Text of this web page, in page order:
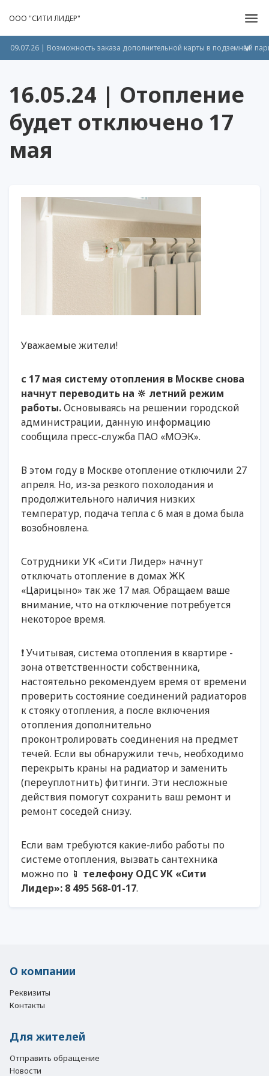
ООО "СИТИ ЛИДЕР"
>
09.07.26 | Возможность заказа дополнительной карты в подземный
16.05.24 | Отопление
будет отключено 17
мая
Уважаемые жители!
с 17 мая систему отопления в Москве снова
начнут переводить на 🔆 летний режим
работы.Основываясь на решении городской
администрации, данную информацию
сообщила пресс-служба ПАО «МОЭК».
В этом году в Москве отопление отключили 27
апреля. Но, из-за резкого похолодания и
продолжительного наличия низких
температур, подача тепла с 6 мая в дома была
возобновлена.
Сотрудники УК «Сити Лидер» начнут
отключать отопление в домах ЖК
«Царицыно» так же 17 мая. Обращаем ваше
внимание, что на отключение потребуется
некоторое время.
❗️ Учитывая, система отопления в квартире -
зона ответственности собственника,
настоятельно рекомендуем время от времени
проверить состояние соединений радиаторов
к стояку отопления, а после включения
отопления дополнительно
проконтролировать соединения на предмет
течей. Если вы обнаружили течь, необходимо
перекрыть краны на радиатор и заменить
(переуплотнить) фитинги. Эти несложные
действия помогут сохранить ваш ремонт и
ремонт соседей снизу.
Если вам требуются какие-либо работы по
системе отопления, вызвать сантехника
можно по 📱 телефону ОДС УК «Сити
Лидер»: 8 495 568-01-17.
О компании
Реквизиты
Контакты
Для жителей
Отправить обращение
Новости